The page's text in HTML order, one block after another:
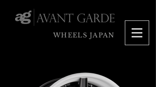
WHEELS JAPAN